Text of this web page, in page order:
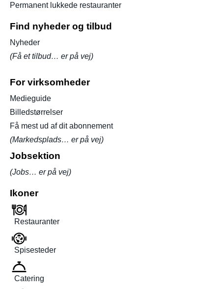
Permanent lukkede restauranter
Find nyheder og tilbud
Nyheder
(Få et tilbud… er på vej)
For virksomheder
Medieguide
Billedstørrelser
Få mest ud af dit abonnement
(Markedsplads… er på vej)
Jobsektion
(Jobs… er på vej)
Ikoner
Restauranter
Spisesteder
Catering